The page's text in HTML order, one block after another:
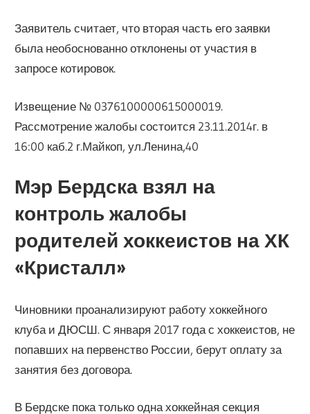
Заявитель считает, что вторая часть его заявки
была необоснованно отклонены от участия в
запросе котировок.
Извещение № 0376100000615000019.
Рассмотрение жалобы состоится 23.11.2014г. в
16:00 каб.2 г.Майкоп, ул.Ленина,40
Мэр Бердска взял на
контроль жалобы
родителей хоккеистов на ХК
«Кристалл»
Чиновники проанализируют работу хоккейного
клуба и ДЮСШ. С января 2017 года с хоккеистов, не
попавших на первенство России, берут оплату за
занятия без договора.
В Бердске пока только одна хоккейная секция